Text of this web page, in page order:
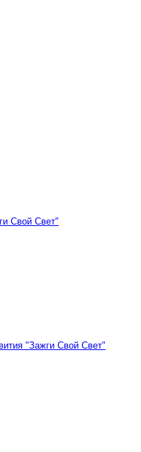
Свой Свет"
"Зажги Свой Свет"